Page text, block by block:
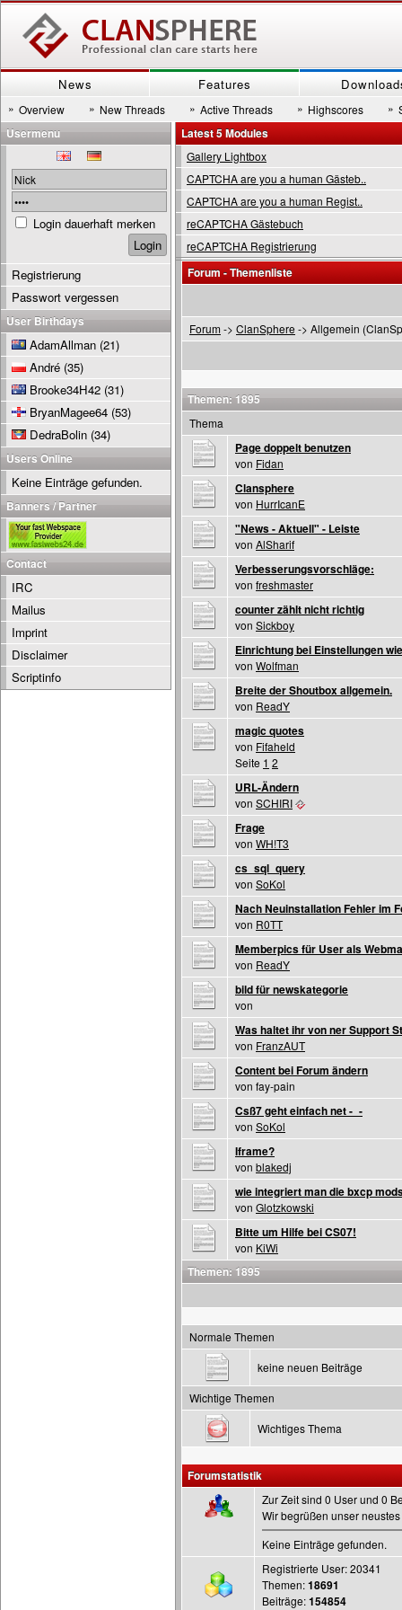
News Features
» Overview » New Threads » Active Threads » Highscores »
Latest 5 Modules
Gallery Lightbox
CAPTCHA are you a human Gästeb..
CAPTCHA are you a human Regist..
reCAPTCHA Gästebuch
reCAPTCHA Registrierung
Forum - Themenliste
Forum-> ClanSphere -> Allgemein
Themen: 1895
Thema
Page doppelt benutzen
von Fidan
Clansphere
von HurrIcanE
"News - Aktuell" - Leiste
von AlSharif
Verbesserungsvorschläge:
von freshmaster
counter zählt nicht richtig
von Sickboy
Einrichtung bei Einstellungen
von Wolfman
Breite der Shoutbox allgemein.
von ReadY
magic quotes
von Fifaheld
Seite 1 2
URL-Ändern
von SCHIRI
Frage
von WH!T3
cs_sql_query
von SoKol
Nach Neuinstallation Fehler im
von R0TT
Memberpics für User als
von ReadY
bild für newskategorie
von
Was haltet ihr von ner Support
von FranzAUT
Content bei Forum ändern
von fay-pain
Csß7 geht einfach net -_-
von SoKol
Iframe?
von blakedj
wie integriert man die bxcp
von Glotzkowski
Bitte um Hilfe bei CS07!
von KiWi
Themen: 1895
Normale Themen
keine neuen Beiträge
Wichtige Themen
Wichtiges Thema
Forumstatistik
Zur Zeit sind 0 User und 0
Wir begrüßen unser
Keine Einträge gefunden.
Registrierte User: 20341
Themen:18691
Beiträge:154854
Usermenu
Login dauerhaft merken
Registrierung
Passwort vergessen
User Birthdays
AdamAllman (21)
André (35)
Brooke34H42 (31)
BryanMagee64 (53)
DedraBolin (34)
Users Online
Keine Einträge gefunden.
Banners / Partner
Contact
IRC
Mailus
Imprint
Disclaimer
Scriptinfo